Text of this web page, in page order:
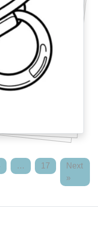
… 17
Next
»